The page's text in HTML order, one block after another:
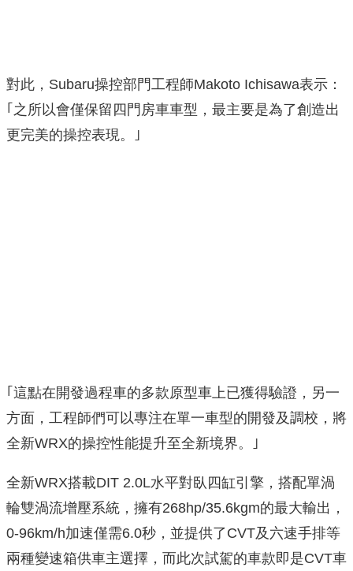
對此，Subaru操控部門工程師Makoto Ichisawa表示：
｢之所以會僅保留四門房車車型，最主要是為了創造出
更完美的操控表現。｣
｢這點在開發過程車的多款原型車上已獲得驗證，另一
方面，工程師們可以專注在單一車型的開發及調校，將
全新WRX的操控性能提升至全新境界。｣
全新WRX搭載DIT 2.0L水平對臥四缸引擎，搭配單渦
輪雙渦流增壓系統，擁有268hp/35.6kgm的最大輸出，
0-96km/h加速僅需6.0秒，並提供了CVT及六速手排等
兩種變速箱供車主選擇，而此次試駕的車款即是CVT車